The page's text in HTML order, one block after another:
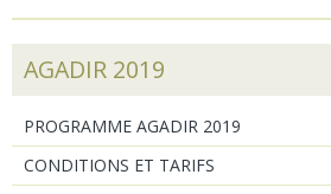
AGADIR 2019
PROGRAMME AGADIR 2019
CONDITIONS ET TARIFS